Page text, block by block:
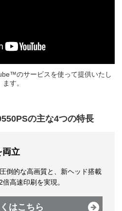
のサービスを使って提供いたし
ます。
の主な4つの特長
両立
倒的な高画質と、新ヘッド搭載
倍高速印刷を実現。
はこちら